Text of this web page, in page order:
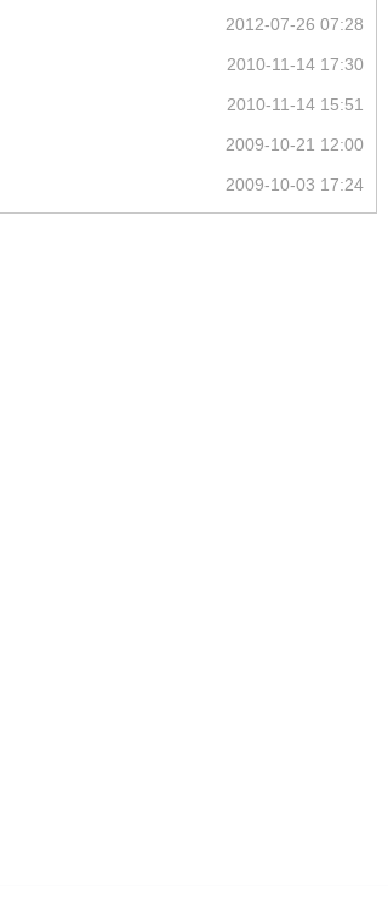
2012-07-26 07:28
2010-11-14 17:30
2010-11-14 15:51
2009-10-21 12:00
2009-10-03 17:24